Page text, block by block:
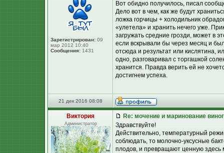
Зарегистрирован: 09
мар 2012 10:40
Сообщения: 1431
Вот обидно получилось, писал
Дело вот в чем, как же будут
ложка горчицы + холодильник
«улетела» и хранить нечего уже.
загружать средние грозди, может в
если вскрывали бы через месяц и
отсюда и результат или кислятина,
одно, разговаривал с торгашкой
хранится. Правда верить ей не
достигнем успеха.
21 дек 2016 08:08
Виктория
Администратор
Re: мочение и маринование
Здравствуйте!
Действительно, температурный
соблюдать, то молочно-уксусные
плодов, и превращают ценную здесь